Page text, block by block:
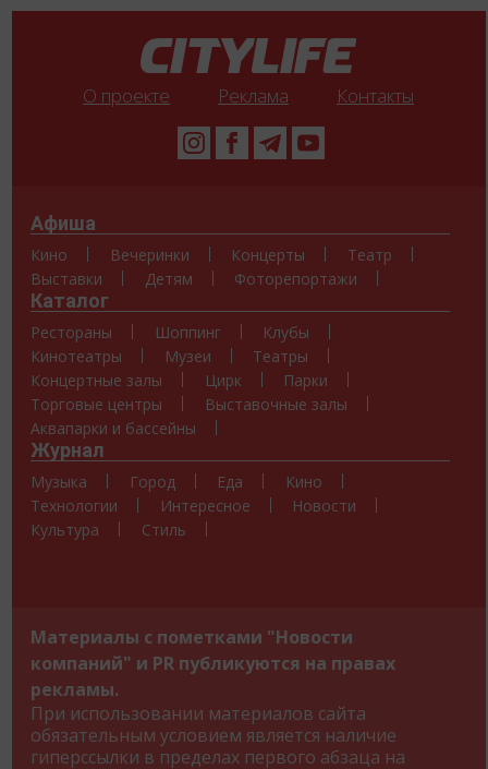
О проекте Реклама Контакты
Афиша
Кино Вечеринки Концерты
Театр
Выставки
Детям Фоторепортажи
Каталог
Рестораны Шоппинг
Клубы
Кинотеатры
Музеи
Театры
Концертные залы
Цирк
Парки
Торговые центры
Выставочные залы
Аквапарки и бассейны
Журнал
Музыка Город Еда
Кино
Технологии
Интересное
Новости
Культура
Стиль
Материалы с пометками "Новости
компаний" и PR публикуются на правах
рекламы.
При использовании материалов сайта
обязательным условием является наличие
гиперссылки в пределах первого абзаца на